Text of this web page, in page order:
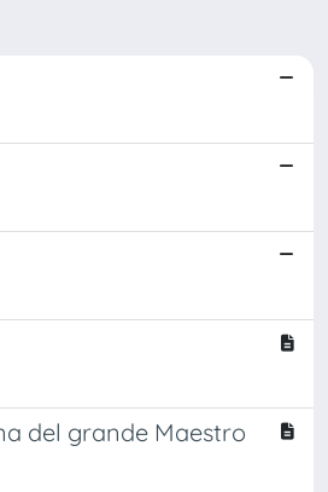
del grande Maestro